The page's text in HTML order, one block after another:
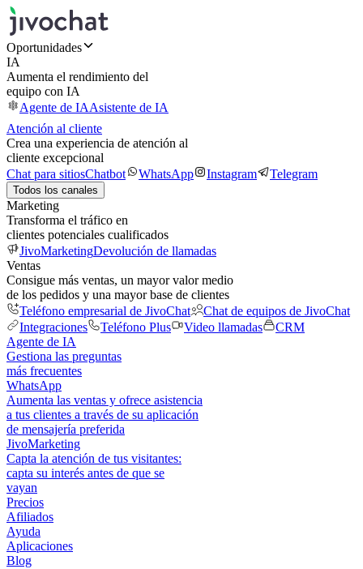
Oportunidades
IA
Aumenta el rendimiento del
equipo con IA
Agente de IAAsistente de IA
Atención al cliente
Crea una experiencia de atención al
cliente excepcional
Chat para sitiosChatbot WhatsApp Instagram Telegram
Todos los canales
Marketing
Transforma el tráfico en
clientes potenciales cualificados
JivoMarketingDevolución de llamadas
Ventas
Consigue más ventas, un mayor valor medio
de los pedidos y una mayor base de clientes
Teléfono empresarial de JivoChat
Chat de equipos de JivoChat
Integraciones
Teléfono Plus Video llamadas
CRM
Agente de IA
Gestiona las preguntas
más frecuentes
WhatsApp
Aumenta las ventas y ofrece asistencia
a tus clientes a través de su aplicación
de mensajería preferida
JivoMarketing
Capta la atención de tus visitantes:
capta su interés antes de que se
vayan
Precios
Afiliados
Ayuda
Aplicaciones
Blog